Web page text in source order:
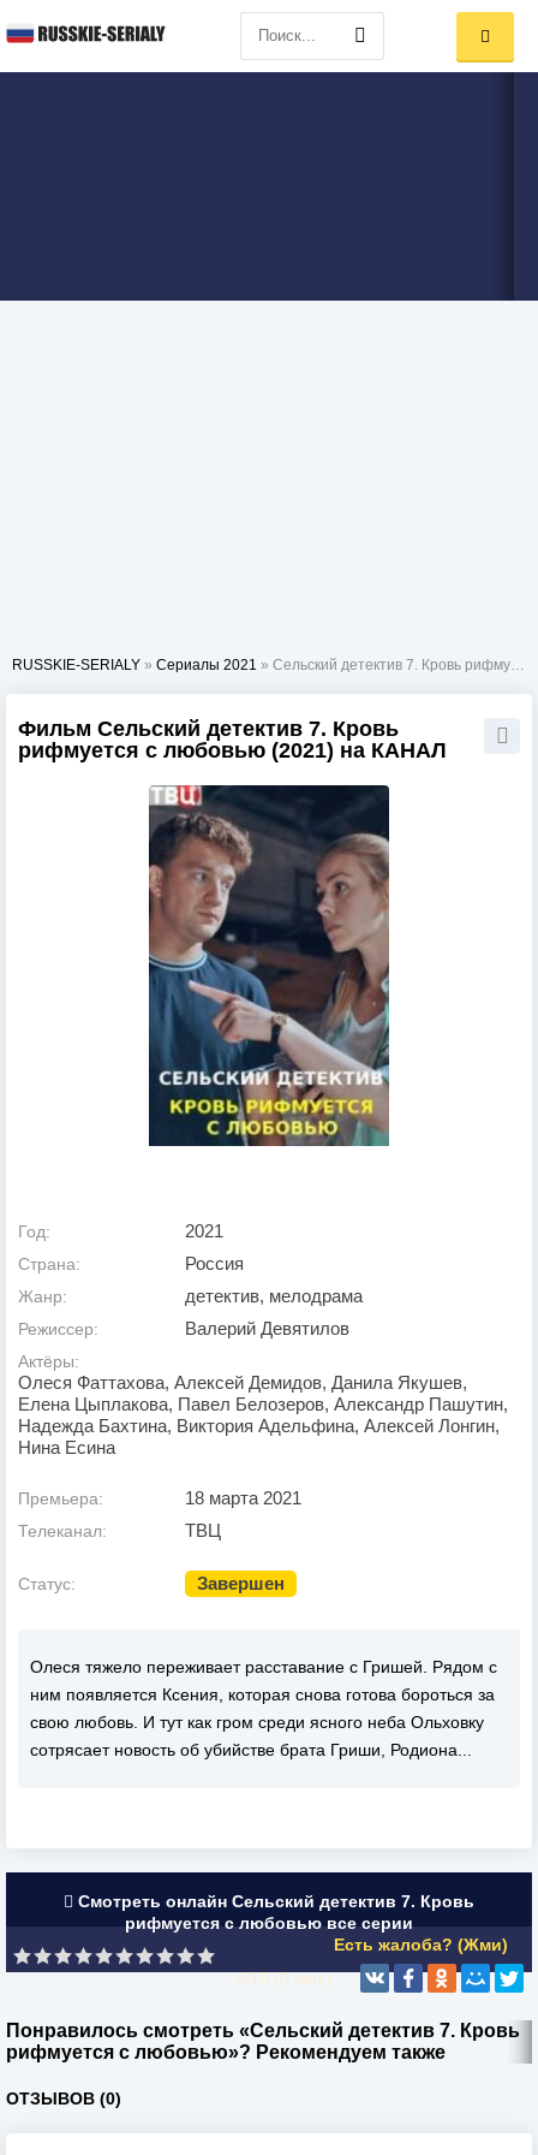
RUSSKIE-SERIALY » Сериалы 2021 » Сельский детектив 7. Кровь рифмуется с любовью
Фильм Сельский детектив 7. Кровь
рифмуется с любовью (2021) на КАНАЛ
Год: 2021
Страна: Россия
Жанр: детектив, мелодрама
Режиссер: Валерий Девятилов
Актёры:
Олеся Фаттахова, Алексей Демидов, Данила Якушев,
Елена Цыплакова, Павел Белозеров, Александр Пашутин,
Надежда Бахтина, Виктория Адельфина, Алексей Лонгин,
Нина Есина
Премьера: 18 марта 2021
Телеканал: ТВЦ
Статус: Завершен
Олеся тяжело переживает расставание с Гришей. Рядом с
ним появляется Ксения, которая снова готова бороться за
свою любовь. И тут как гром среди ясного неба Ольховку
сотрясает новость об убийстве брата Гриши, Родиона...
Смотреть онлайн Сельский детектив 7. Кровь
рифмуется с любовью все серии
Есть жалоба? (Жми)
0/10 (0чел.)
Понравилось смотреть «Сельский детектив 7. Кровь
рифмуется с любовью»? Рекомендуем также
ОТЗЫВОВ (0)